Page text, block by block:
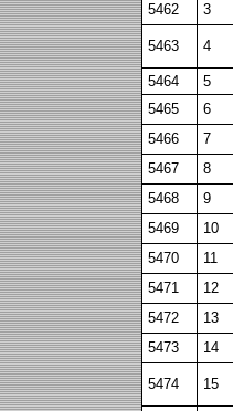
5462 3
5463 4
5464 5
5465 6
5466 7
5467 8
5468 9
5469 10
5470 11
5471 12
5472 13
5473 14
5474 15